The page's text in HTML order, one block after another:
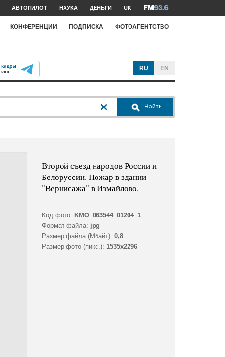
АВТОПИЛОТ НАУКА ДЕНЬГИ UK
КОНФЕРЕНЦИИ ПОДПИСКА ФОТОАГЕНТСТВО
RU EN
Найти
Второй съезд народов России и
Белоруссии. Пожар в здании
"Вернисажа" в Измайлово.
Код фото: KMO_063544_01204_1
Формат файла: jpg
Размер файла (Мбайт): 0,8
Размер фото (пикс.): 1535x2296